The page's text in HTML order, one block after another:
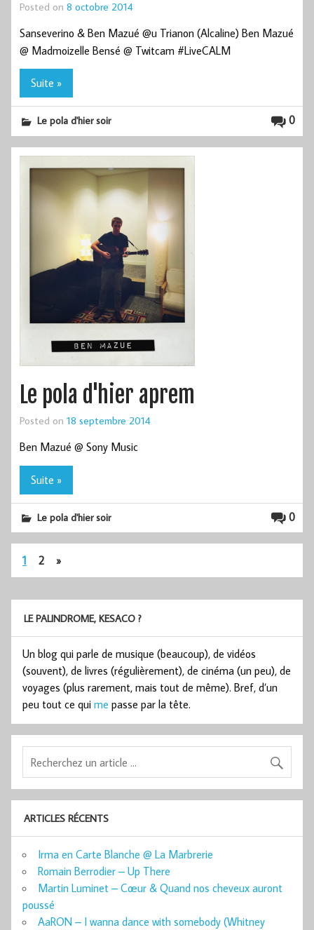
Posted on 8 octobre 2014
Sanseverino & Ben Mazué @u Trianon (Alcaline) Ben Mazué
@ Madmoizelle Bensé @ Twitcam #LiveCALM
Suite »
0
Le pola d'hier soir
Le pola d'hier aprem
Posted on 18 septembre 2014
Ben Mazué @ Sony Music
Suite »
0
Le pola d'hier soir
1 2 »
LE PALINDROME, KESACO ?
Un blog qui parle de musique (beaucoup), de vidéos
(souvent), de livres (régulièrement), de cinéma (un peu), de
voyages (plus rarement, mais tout de même). Bref, d’un
peu tout ce qui me passe par la tête.
ARTICLES RÉCENTS
Irma en Carte Blanche @ La Marbrerie
Romain Berrodier – Up There
Martin Luminet – Cœur & Quand nos cheveux auront
poussé
AaRON – I wanna dance with somebody (Whitney